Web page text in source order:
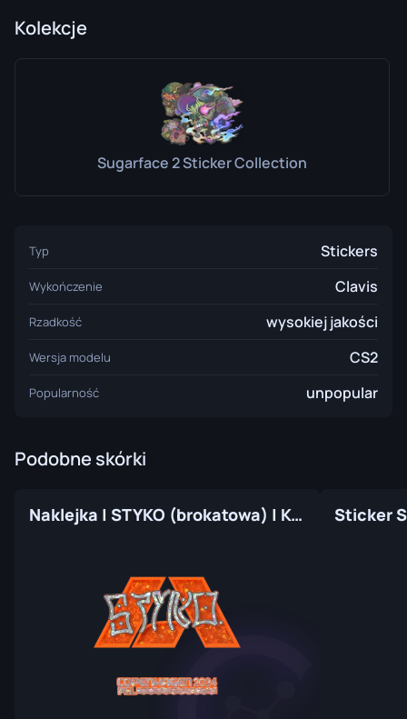
Kolekcje
Sugarface 2 Sticker Collection
Typ Stickers
Wykończenie Clavis
Rzadkość wysokiej jakości
Wersja modelu CS2
Popularność unpopular
Podobne skórki
Naklejka | STYKO (brokatowa) | Kopenhaga 2024